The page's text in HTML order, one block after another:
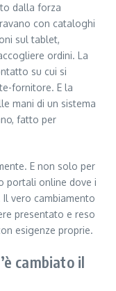
dalla forza
con cataloghi
sul tablet,
ordini. La
su cui si
fornitore. E la
mani di un sistema
fatto per
E non solo per
portali online dove i
vero cambiamento
presentato e reso
esigenze proprie.
cambiato il